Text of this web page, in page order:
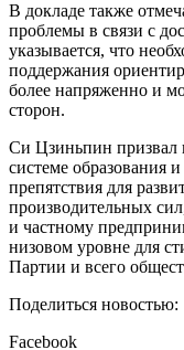
В докладе также
проблемы в связи с
указывается, что
поддержания
более напряженно и
сторон.
Си Цзиньпин призвал
системе образования
препятствия для
производительных
и частному
низовом уровне для
Партии и всего
Поделиться новостью:
Facebook